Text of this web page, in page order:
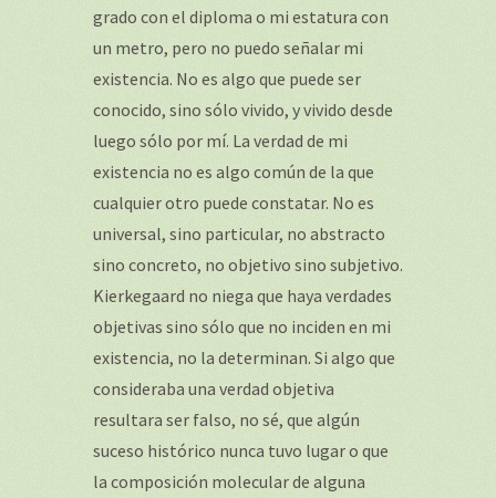
grado con el diploma o mi estatura con
un metro, pero no puedo señalar mi
existencia. No es algo que puede ser
conocido, sino sólo vivido, y vivido desde
luego sólo por mí. La verdad de mi
existencia no es algo común de la que
cualquier otro puede constatar. No es
universal, sino particular, no abstracto
sino concreto, no objetivo sino subjetivo.
Kierkegaard no niega que haya verdades
objetivas sino sólo que no inciden en mi
existencia, no la determinan. Si algo que
consideraba una verdad objetiva
resultara ser falso, no sé, que algún
suceso histórico nunca tuvo lugar o que
la composición molecular de alguna